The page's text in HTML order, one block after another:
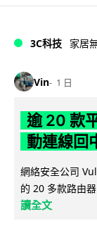
3C科技 家居
Vin 1 日
逾 20 款
動連線回
網絡安全公司
的 20 多款路由
讀全文